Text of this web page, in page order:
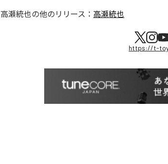
高瀬統也の他のリリース： 高瀬統也
https://t-